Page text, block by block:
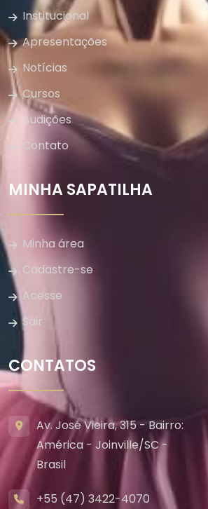
Institucional
Apresentações
Notícias
Cursos
Audições
Contato
MINHA SAPATILHA
Minha área
Cadastre-se
Acesse
Sair
CONTATOS
Av. José Vieira, 315 - Bairro:
América - Joinville/SC -
Brasil
+55 (47) 3422-4070